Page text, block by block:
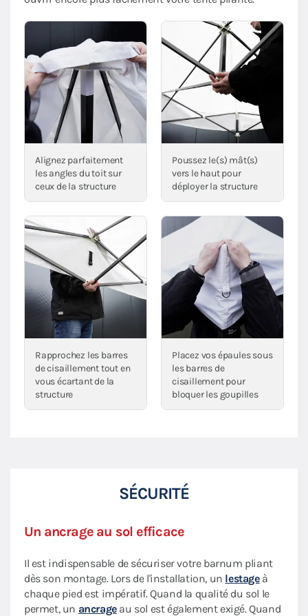
Alignez parfaitement
les angles du toit sur
ceux de la structure
Poussez le(s) mât(s)
vers le haut pour
déployer la structure
Rapprochez les barres
de cisaillement tout en
vous écartant de la
structure
Placez vos épaules sous
les barres de
cisaillement pour
bloquer les goupilles
SÉCURITÉ
Un ancrage au sol efficace
Il est indispensable de sécuriser votre barnum pliant
dès son montage. Lors de l'installation, un lestageà
chaque pied est impératif. Quand la qualité du sol le
permet, un ancrageau sol est également exigé. Quand